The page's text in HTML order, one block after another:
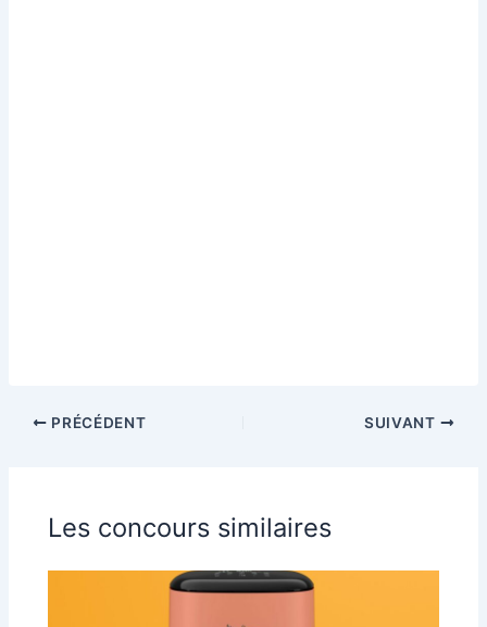
PRÉCÉDENT SUIVANT
Les concours similaires